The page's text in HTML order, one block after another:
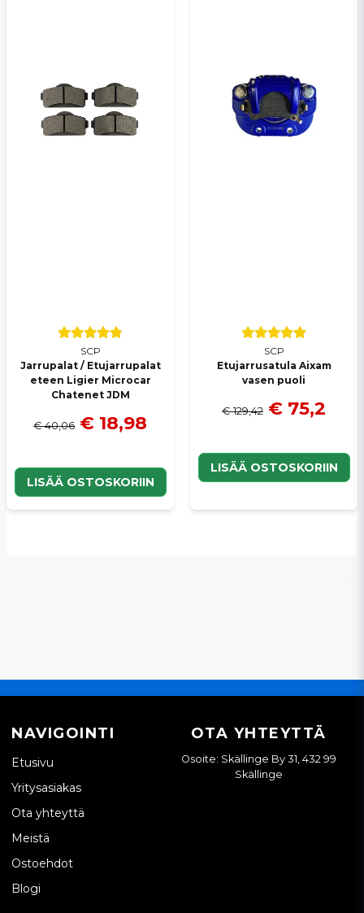
SCP
Jarrupalat / Etujarrupalat
eteen Ligier Microcar
Chatenet JDM
€ 40,06 € 18,98
LISÄÄ OSTOSKORIIN
SCP
Etujarrusatula Aixam
vasen puoli
€ 129,42 € 75,2
LISÄÄ OSTOSKORIIN
NAVIGOINTI
Etusivu
Yritysasiakas
Ota yhteyttä
Meistä
Ostoehdot
Blogi
OTA YHTEYTTÄ
Osoite: Skällinge By 31, 432 99
Skällinge